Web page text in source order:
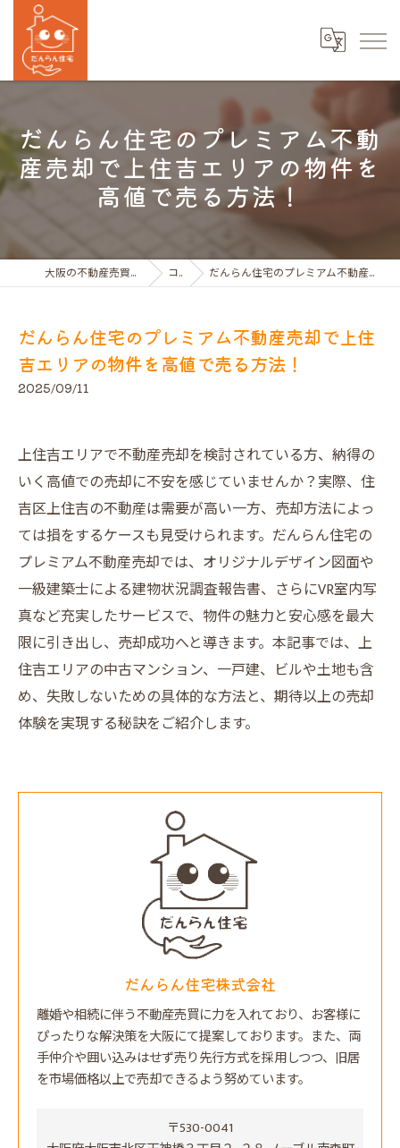
だんらん住宅のプレミアム不動
産売却で上住吉エリアの物件を
高値で売る方法！
大阪の不動産売買ならだんらん住宅株式会社 コラム だんらん住宅のプレミアム不動産売却で上住吉エリアの物件を高値で売る方法！
だんらん住宅のプレミアム不動産売却で上住
吉エリアの物件を高値で売る方法！
2025/09/11
上住吉エリアで不動産売却を検討されている方、納得の
いく高値での売却に不安を感じていませんか？実際、住
吉区上住吉の不動産は需要が高い一方、売却方法によっ
ては損をするケースも見受けられます。だんらん住宅の
プレミアム不動産売却では、オリジナルデザイン図面や
一級建築士による建物状況調査報告書、さらにVR室内写
真など充実したサービスで、物件の魅力と安心感を最大
限に引き出し、売却成功へと導きます。本記事では、上
住吉エリアの中古マンション、一戸建、ビルや土地も含
め、失敗しないための具体的な方法と、期待以上の売却
体験を実現する秘訣をご紹介します。
だんらん住宅株式会社
離婚や相続に伴う不動産売買に力を入れており、お客様に
ぴったりな解決策を大阪にて提案しております。また、両
手仲介や囲い込みはせず売り先行方式を採用しつつ、旧居
を市場価格以上で売却できるよう努めています。
〒530-0041